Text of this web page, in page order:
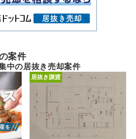
案件
中の居抜き売却案件
居抜き譲渡